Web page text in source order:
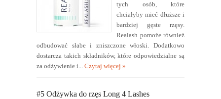
tych osób, które
chciałyby mieć dłuższe i
bardziej gęste rzęsy.
Realash pomoże również
odbudować słabe i zniszczone włoski. Dodatkowo
dostarcza takich składników, które odpowiedzialne są
za odżywienie i... Czytaj więcej »
#5 Odżywka do rzęs Long 4 Lashes